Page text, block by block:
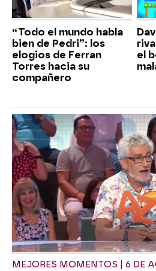
“Todo el mundo habla
bien de Pedri”: los
elogios de Ferran
Torres hacia su
compañero
el
MEJORES MOMENTOS | 6 DE